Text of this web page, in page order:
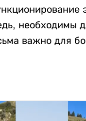
необходимы
важно для